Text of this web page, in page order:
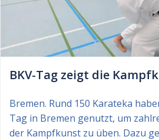
BKV-Tag zeigt die
Bremen. Rund 150 Karateka
Tag in Bremen genutzt, um
der Kampfkunst zu üben. Dazu